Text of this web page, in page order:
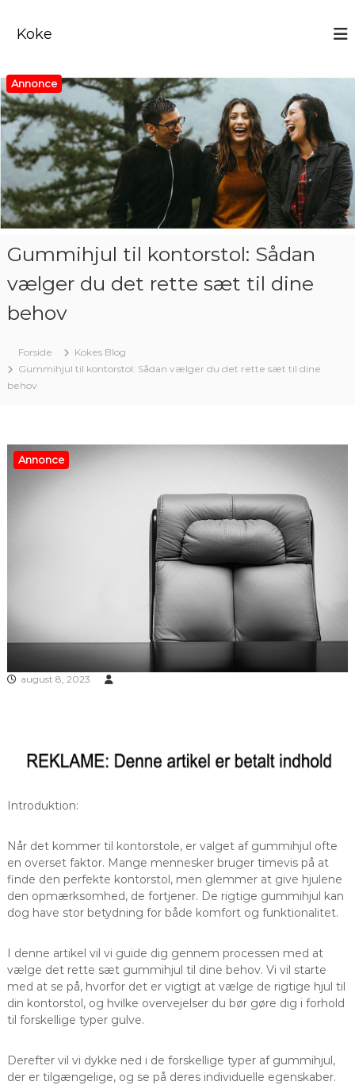
e
t
i
d
h
o
Koke
Annonce
Gummihjul til kontorstol: Sådan
vælger du det rette sæt til dine
behov
Forside
Kokes Blog
Gummihjul til kontorstol: Sådan vælger du det rette sæt til dine
behov
Annonce
august 8, 2023
Introduktion:
Når det kommer til kontorstole, er valget af gummihjul ofte
en overset faktor. Mange mennesker bruger timevis på at
finde den perfekte kontorstol, men glemmer at give hjulene
den opmærksomhed, de fortjener. De rigtige gummihjul kan
dog have stor betydning for både komfort og funktionalitet.
I denne artikel vil vi guide dig gennem processen med at
vælge det rette sæt gummihjul til dine behov. Vi vil starte
med at se på, hvorfor det er vigtigt at vælge de rigtige hjul til
din kontorstol, og hvilke overvejelser du bør gøre dig i forhold
til forskellige typer gulve.
Derefter vil vi dykke ned i de forskellige typer af gummihjul,
der er tilgængelige, og se på deres individuelle egenskaber.